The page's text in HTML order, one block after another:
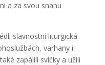
a za svou snahu
slavnostní liturgická
varhany i
zapálili svíčky a užili